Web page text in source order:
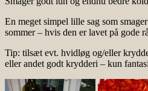
En meget simpel lille sag som
sommer – hvis den er lavet på gode
Tip: tilsæt evt. hvidløg og/eller
eller andet godt krydderi – kun